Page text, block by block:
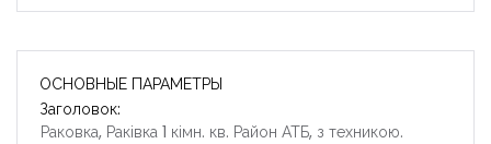
ОСНОВНЫЕ ПАРАМЕТРЫ
Заголовок:
Раковка, Раківка 1 кімн. кв. Район АТБ, з техникою.